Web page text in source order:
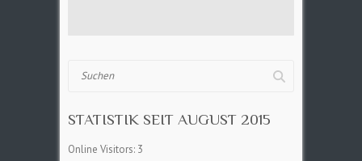
STATISTIK SEIT AUGUST 2015
Online Visitors: 3